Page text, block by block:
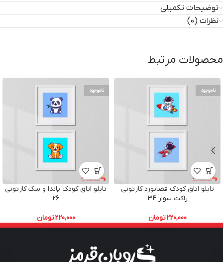
توضیحات تکمیلی
نظرات (0)
محصولات مرتبط
ناموجود
تابلو اتاق کودک فضانورد کارتونی
راکت سوار 34
220,000تومان
ناموجود
تابلو اتاق کودک پاندا و سگ کارتونی
26
220,000تومان